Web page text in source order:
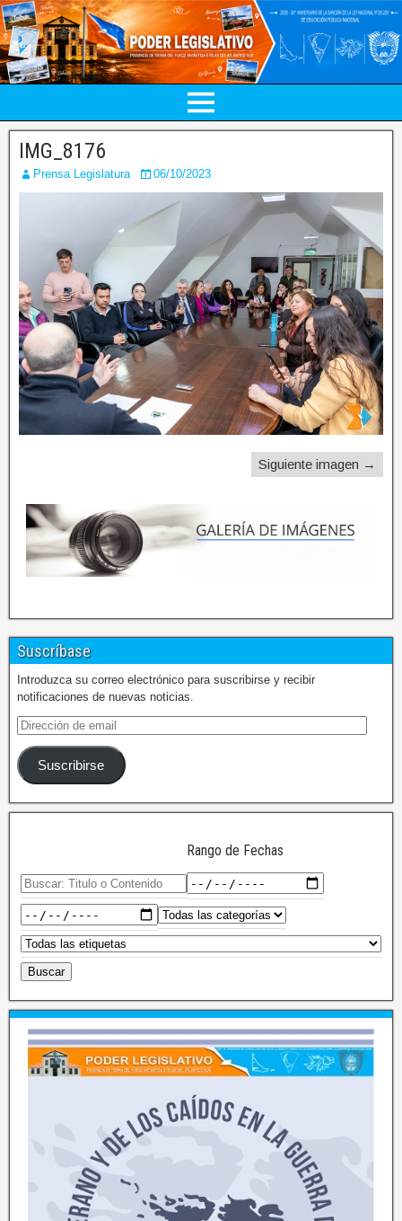
IMG_8176
Prensa Legislatura 06/10/2023
Siguiente imagen →
Suscríbase
Introduzca su correo electrónico para suscribirse y recibir
notificaciones de nuevas noticias.
Suscribirse
Rango de Fechas